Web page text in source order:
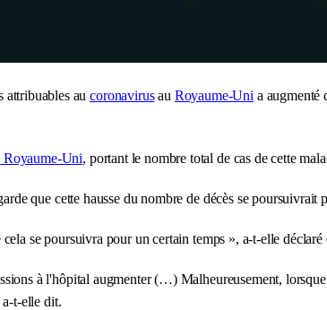
attribuables aucoronavirusau Royaume-Uni a augmenté
Uni, portant le nombre total de cas de cette
que cette hausse du nombre de décès se poursuivrait
se poursuivra pour un certain temps », a-t-elle
à l'hôpital augmenter (…) Malheureusement,
t-elle dit.